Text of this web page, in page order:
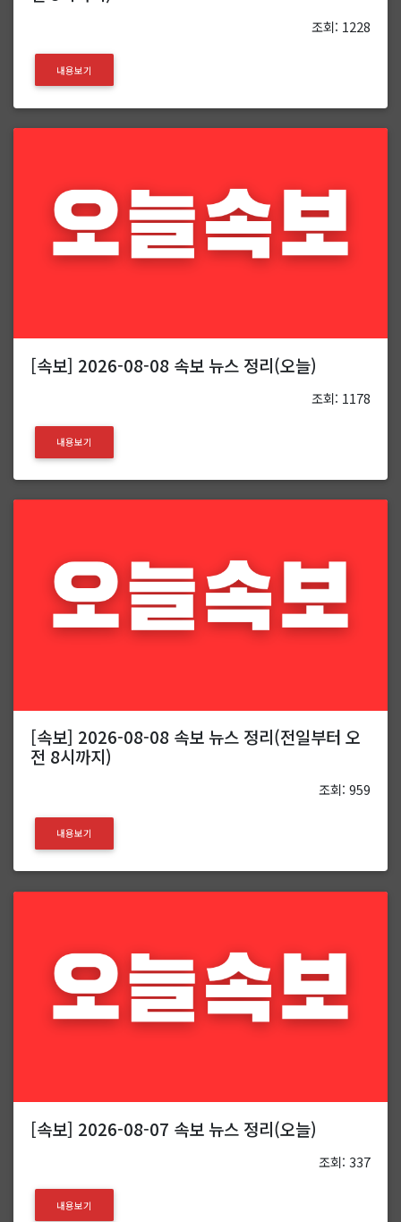
조회: 1228
내용보기
[속보] 2026-08-08 속보 뉴스 정리(오늘)
조회: 1178
내용보기
[속보] 2026-08-08 속보 뉴스 정리(전일부터 오
전 8시까지)
조회: 959
내용보기
[속보] 2026-08-07 속보 뉴스 정리(오늘)
조회: 337
내용보기